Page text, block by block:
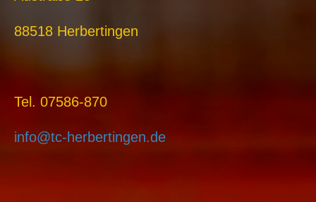
88518 Herbertingen
Tel. 07586-870
info@tc-herbertingen.de